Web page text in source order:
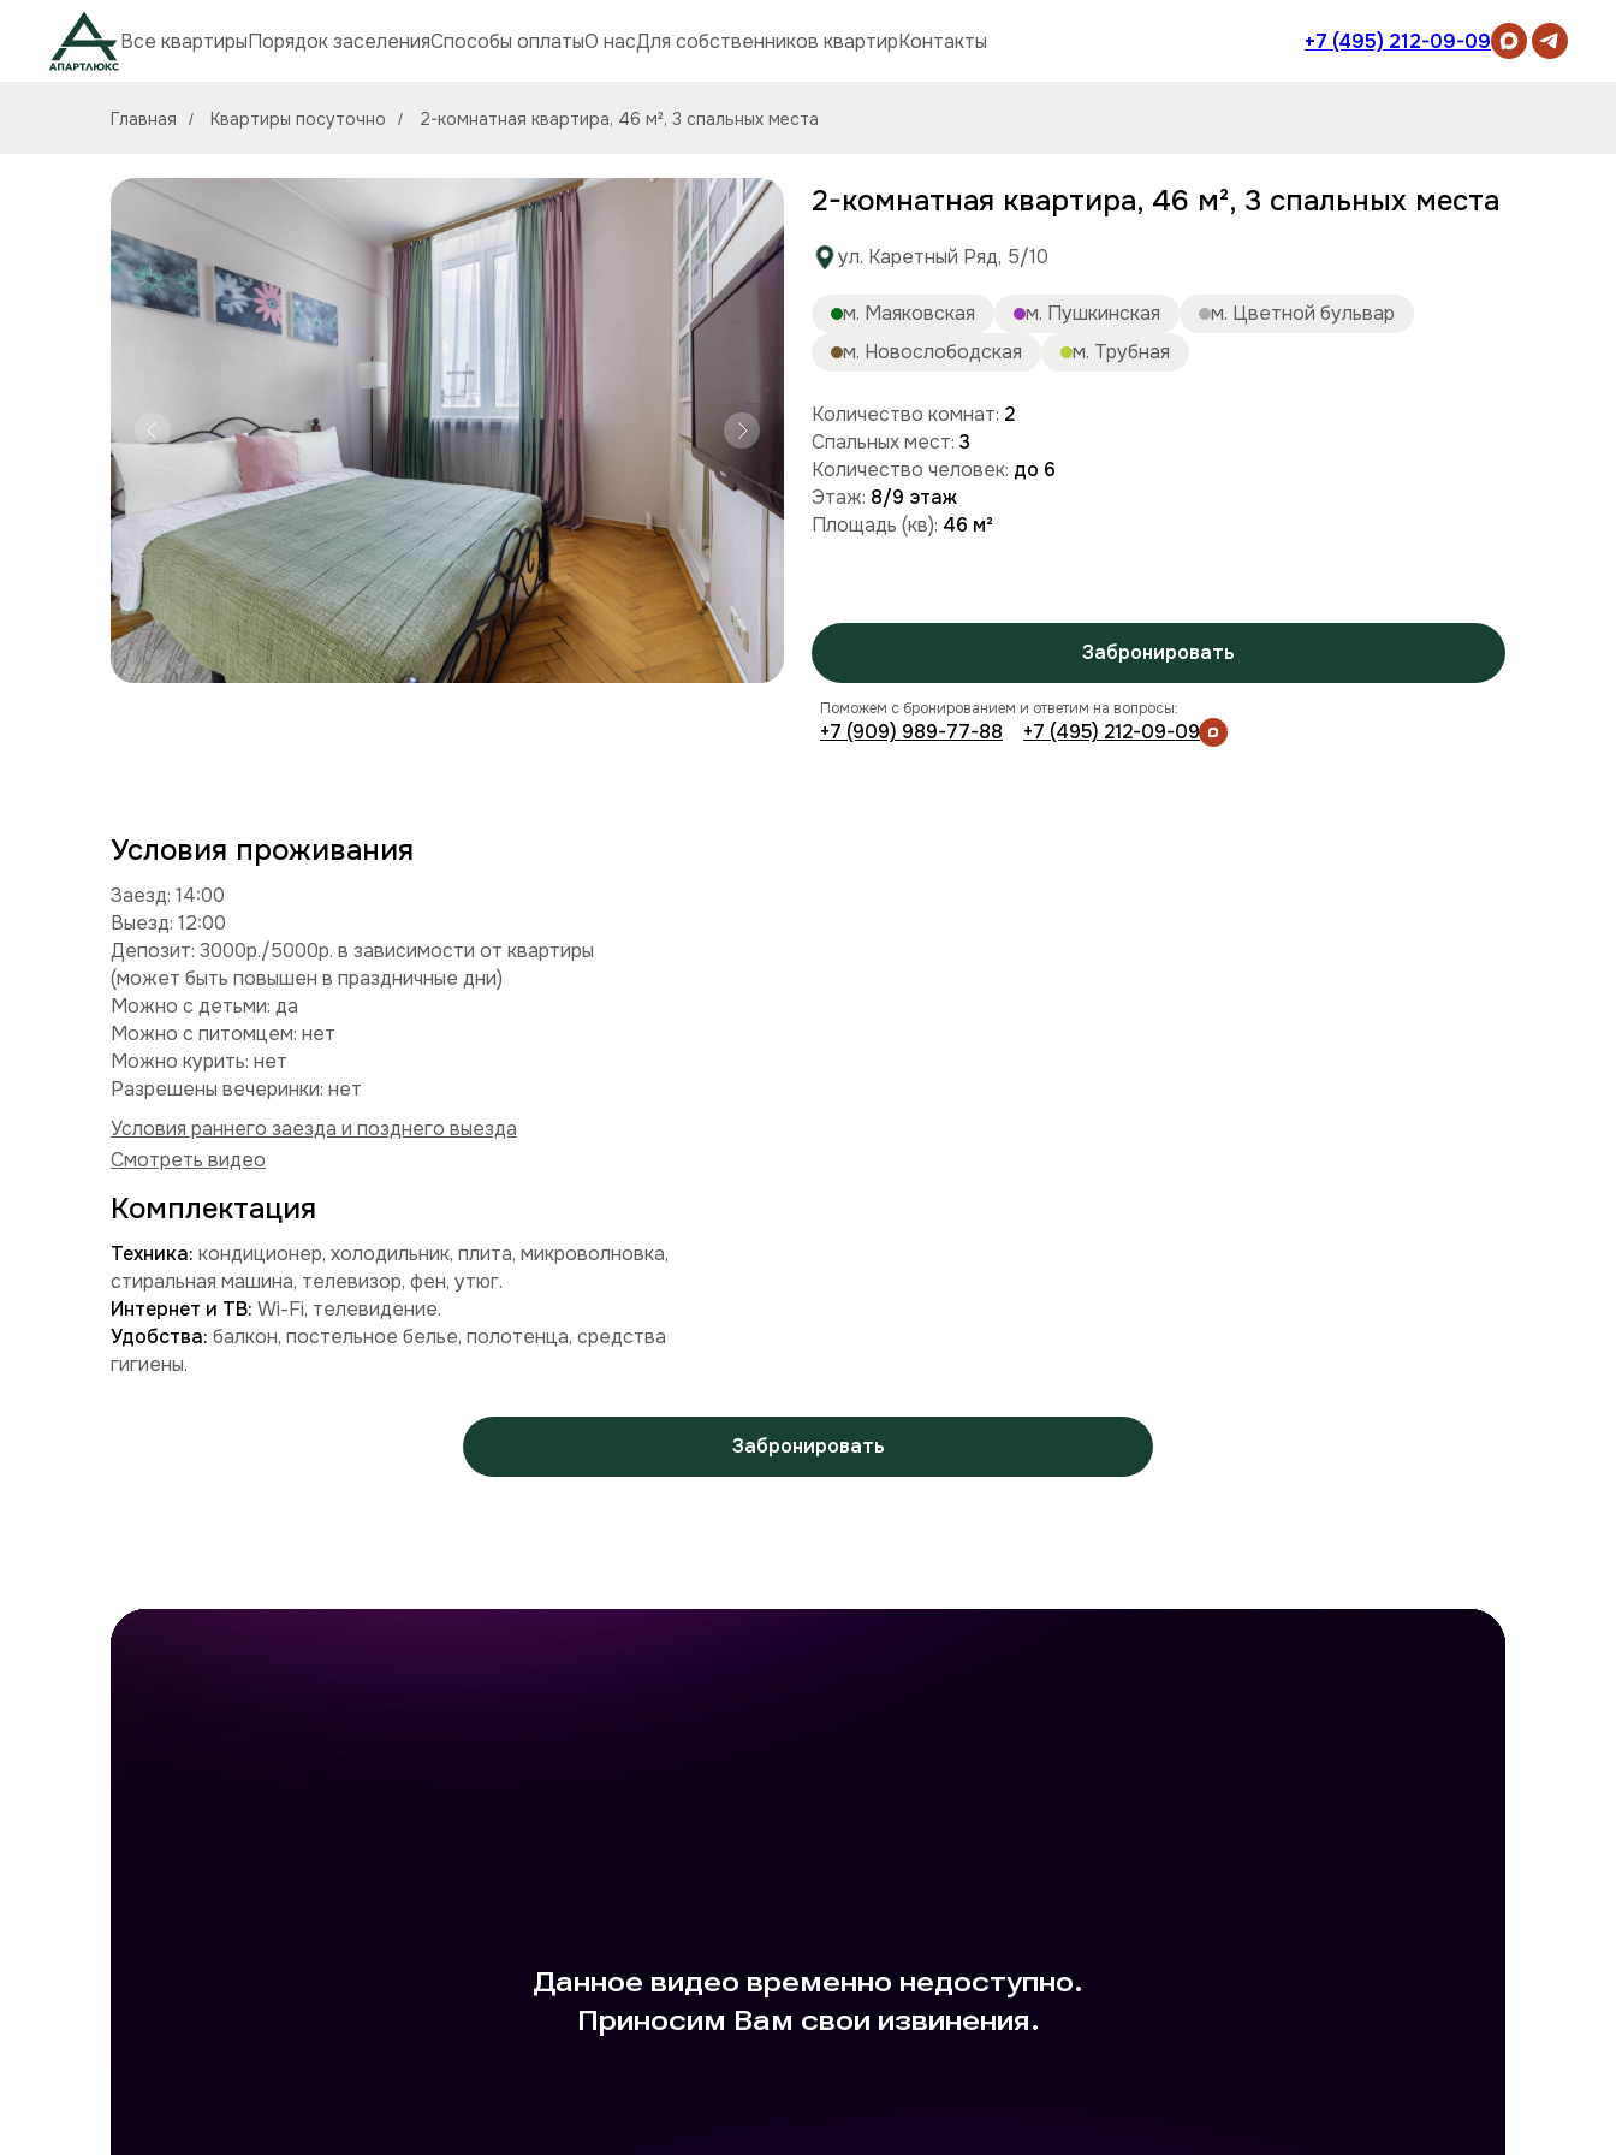
Все квартирыПорядок заселенияСпособы оплатыО насДля собственников квартирКонтакты +7 (495) 212-09-09
Главная / Квартиры посуточно / 2-комнатная квартира, 46 м², 3 спальных места
Количество комнат: 2
Спальных мест: 3
Количество человек: до 6
Этаж: 8/9 этаж
Площадь (кв): 46 м²
м. Маяковская м. Пушкинская
м. Цветной бульвар
м. Новослободская
м. Трубная
ул. Каретный Ряд, 5/10
2-комнатная квартира, 46 м², 3 спальных места
Забронировать
Поможем с бронированием и ответим на вопросы:
+7 (909) 989-77-88 +7 (495) 212-09-09
Забронировать
Условия проживания
Заезд: 14:00
Выезд: 12:00
Депозит: 3000р./5000р. в зависимости от квартиры
(может быть повышен в праздничные дни)
Можно с детьми: да
Можно с питомцем: нет
Можно курить: нет
Разрешены вечеринки: нет
Комплектация
Техника: кондиционер, холодильник, плита, микроволновка,
стиральная машина, телевизор, фен, утюг.
Интернет и ТВ: Wi-Fi, телевидение.
Удобства: балкон, постельное белье, полотенца, средства
гигиены.
Условия раннего заезда и позднего выезда
Смотреть видео